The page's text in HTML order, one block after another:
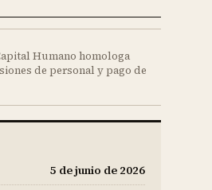
Humano homologa
de personal y pago de
5 de junio de 2026